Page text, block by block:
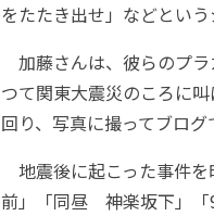
をたたき出せ」などとい
加藤さんは、彼らのプ
つて関東大震災のころに
回り、写真に撮ってブロ
地震後に起こった事件
前」「同昼 神楽坂下」